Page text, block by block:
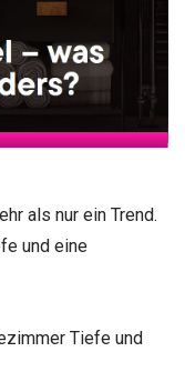
als nur ein Trend.
und eine
Tiefe und